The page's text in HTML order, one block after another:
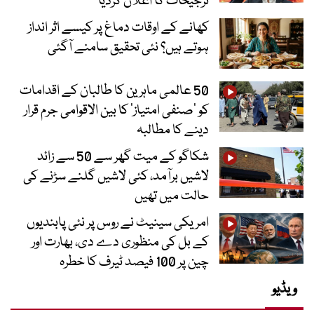
کھانے کے اوقات دماغ پر کیسے اثر انداز
ہوتے ہیں؟ نئی تحقیق سامنے آگئی
50 عالمی ماہرین کا طالبان کے اقدامات
کو ’صنفی امتیاز‘ کا بین الاقوامی جرم قرار
دینے کا مطالبہ
شکاگو کے میت گھر سے 50 سے زائد
لاشیں برآمد، کئی لاشیں گلنے سڑنے کی
حالت میں تھیں
امریکی سینیٹ نے روس پر نئی پابندیوں
کے بل کی منظوری دے دی، بھارت اور
چین پر 100 فیصد ٹیرف کا خطرہ
ویڈیو